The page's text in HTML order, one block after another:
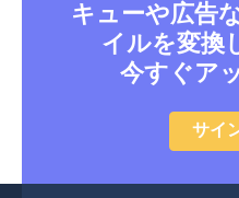
キューや広告
イルを変換
今すぐア
サイ